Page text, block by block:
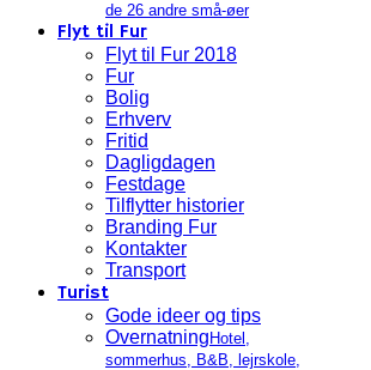
de 26 andre små-øer
Flyt til Fur
Flyt til Fur 2018
Fur
Bolig
Erhverv
Fritid
Dagligdagen
Festdage
Tilflytter historier
Branding Fur
Kontakter
Transport
Turist
Gode ideer og tips
Overnatning Hotel,
sommerhus, B&B, lejrskole,